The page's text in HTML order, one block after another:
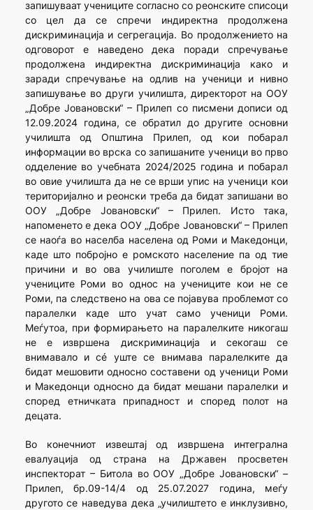
запишуваат учениците согласно со реонските списоци
со цел да се спречи индиректна продолжена
дискриминација и сегрегација. Во продолжението на
одговорот е наведено дека поради спречување
продолжена индиректна дискриминација како и
заради спречување на одлив на ученици и нивно
запишување во други училишта, директорот на ООУ
„Добре Јовановски“ – Прилеп со писмени дописи од
12.09.2024 година, се обратил до другите основни
училишта од Општина Прилеп, од кои побарал
информации во врска со запишаните ученици во прво
одделение во учебната 2024/2025 година и побарал
во овие училишта да не се врши упис на ученици кои
територијално и реонски треба да бидат запишани во
ООУ „Добре Јовановски“ – Прилеп. Исто така,
напоменето е дека ООУ „Добре Јовановски“ – Прилеп
се наоѓа во населба населена од Роми и Македонци,
каде што побројно е ромското население па од тие
причини и во ова училиште поголем е бројот на
учениците Роми во однос на учениците кои не се
Роми, па следствено на ова се појавува проблемот со
паралелки каде што учат само ученици Роми.
Меѓутоа, при формирањето на паралелките никогаш
не е извршена дискриминација и секогаш се
внимавало и сé уште се внимава паралелките да
бидат мешовити односно составени од ученици Роми
и Македонци односно да бидат мешани паралелки и
според етничката припадност и според полот на
децата.
Во конечниот извештај од извршена интегрална
евалуација од страна на Државен просветен
инспекторат – Битола во ООУ „Добре Јовановски“ –
Прилеп, бр.09-14/4 од 25.07.2027 година, меѓу
другото се наведува дека „училиштето е инклузивно,